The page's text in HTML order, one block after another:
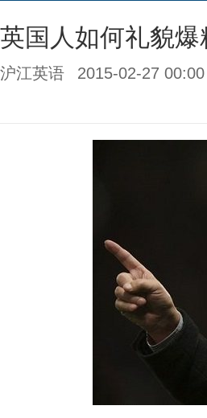
英国人如何礼貌爆
沪江英语 2015-02-27 00:00